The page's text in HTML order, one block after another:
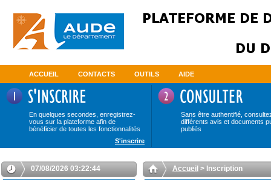
ACCUEIL CONTACTS OUTILS AIDE
En quelques secondes, enregistrez-
vous sur la plateforme afin de
bénéficier de toutes les fonctionnalités
Sans être authentifié,
différents avis et documents
publiés
S'inscrire
07/08/2026 03:22:44 Accueil > Inscription